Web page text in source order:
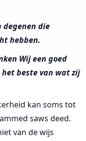
die
hebben.
Wij een goed
beste van wat zij
kan soms tot
saws deed.
van de wijs